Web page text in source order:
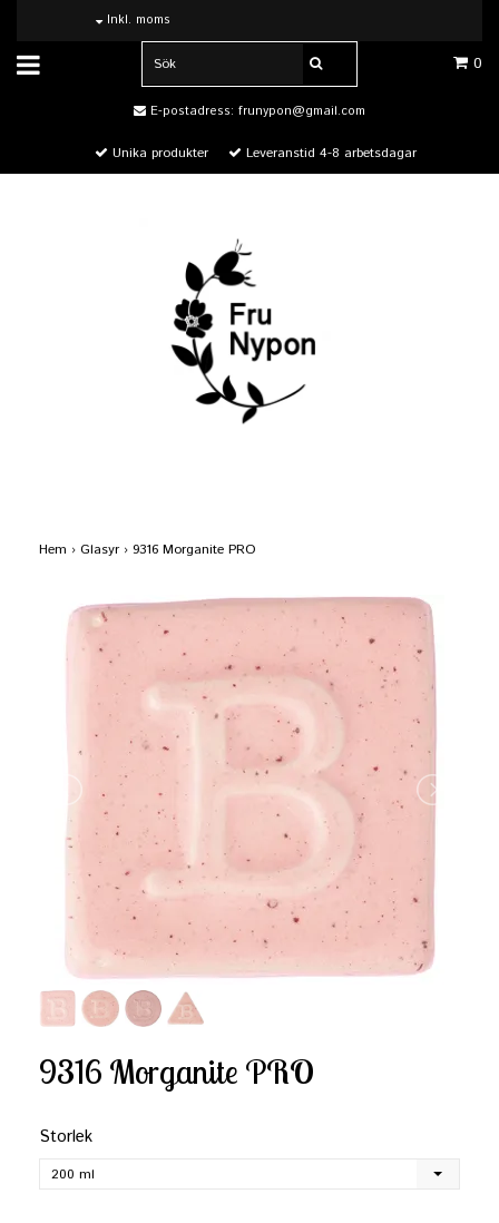
Inkl. moms
0
E-postadress: frunypon@gmail.com
Unika produkter Leveranstid 4-8 arbetsdagar
Hem › Glasyr › 9316 Morganite PRO
9316 Morganite PRO
Storlek
200 ml